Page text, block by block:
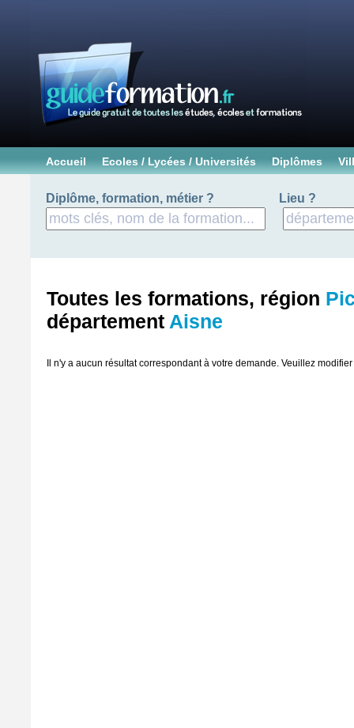
Accueil Ecoles / Lycées / Universités Diplômes
Diplôme, formation, métier ? Lieu ?
Toutes les formations, région
département Aisne
Il n'y a aucun résultat correspondant à votre demande. Veuillez